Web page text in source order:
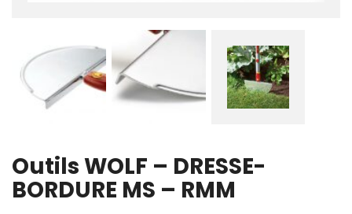
Outils WOLF – DRESSE-
BORDURE MS – RMM